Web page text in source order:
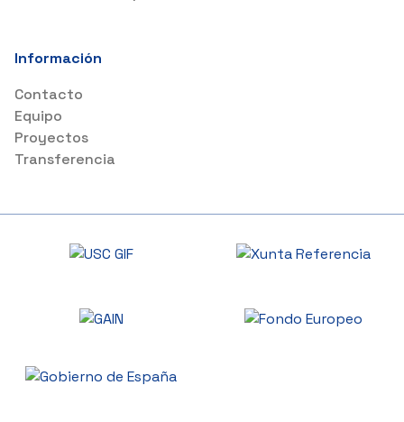
Información
Contacto
Equipo
Proyectos
Transferencia